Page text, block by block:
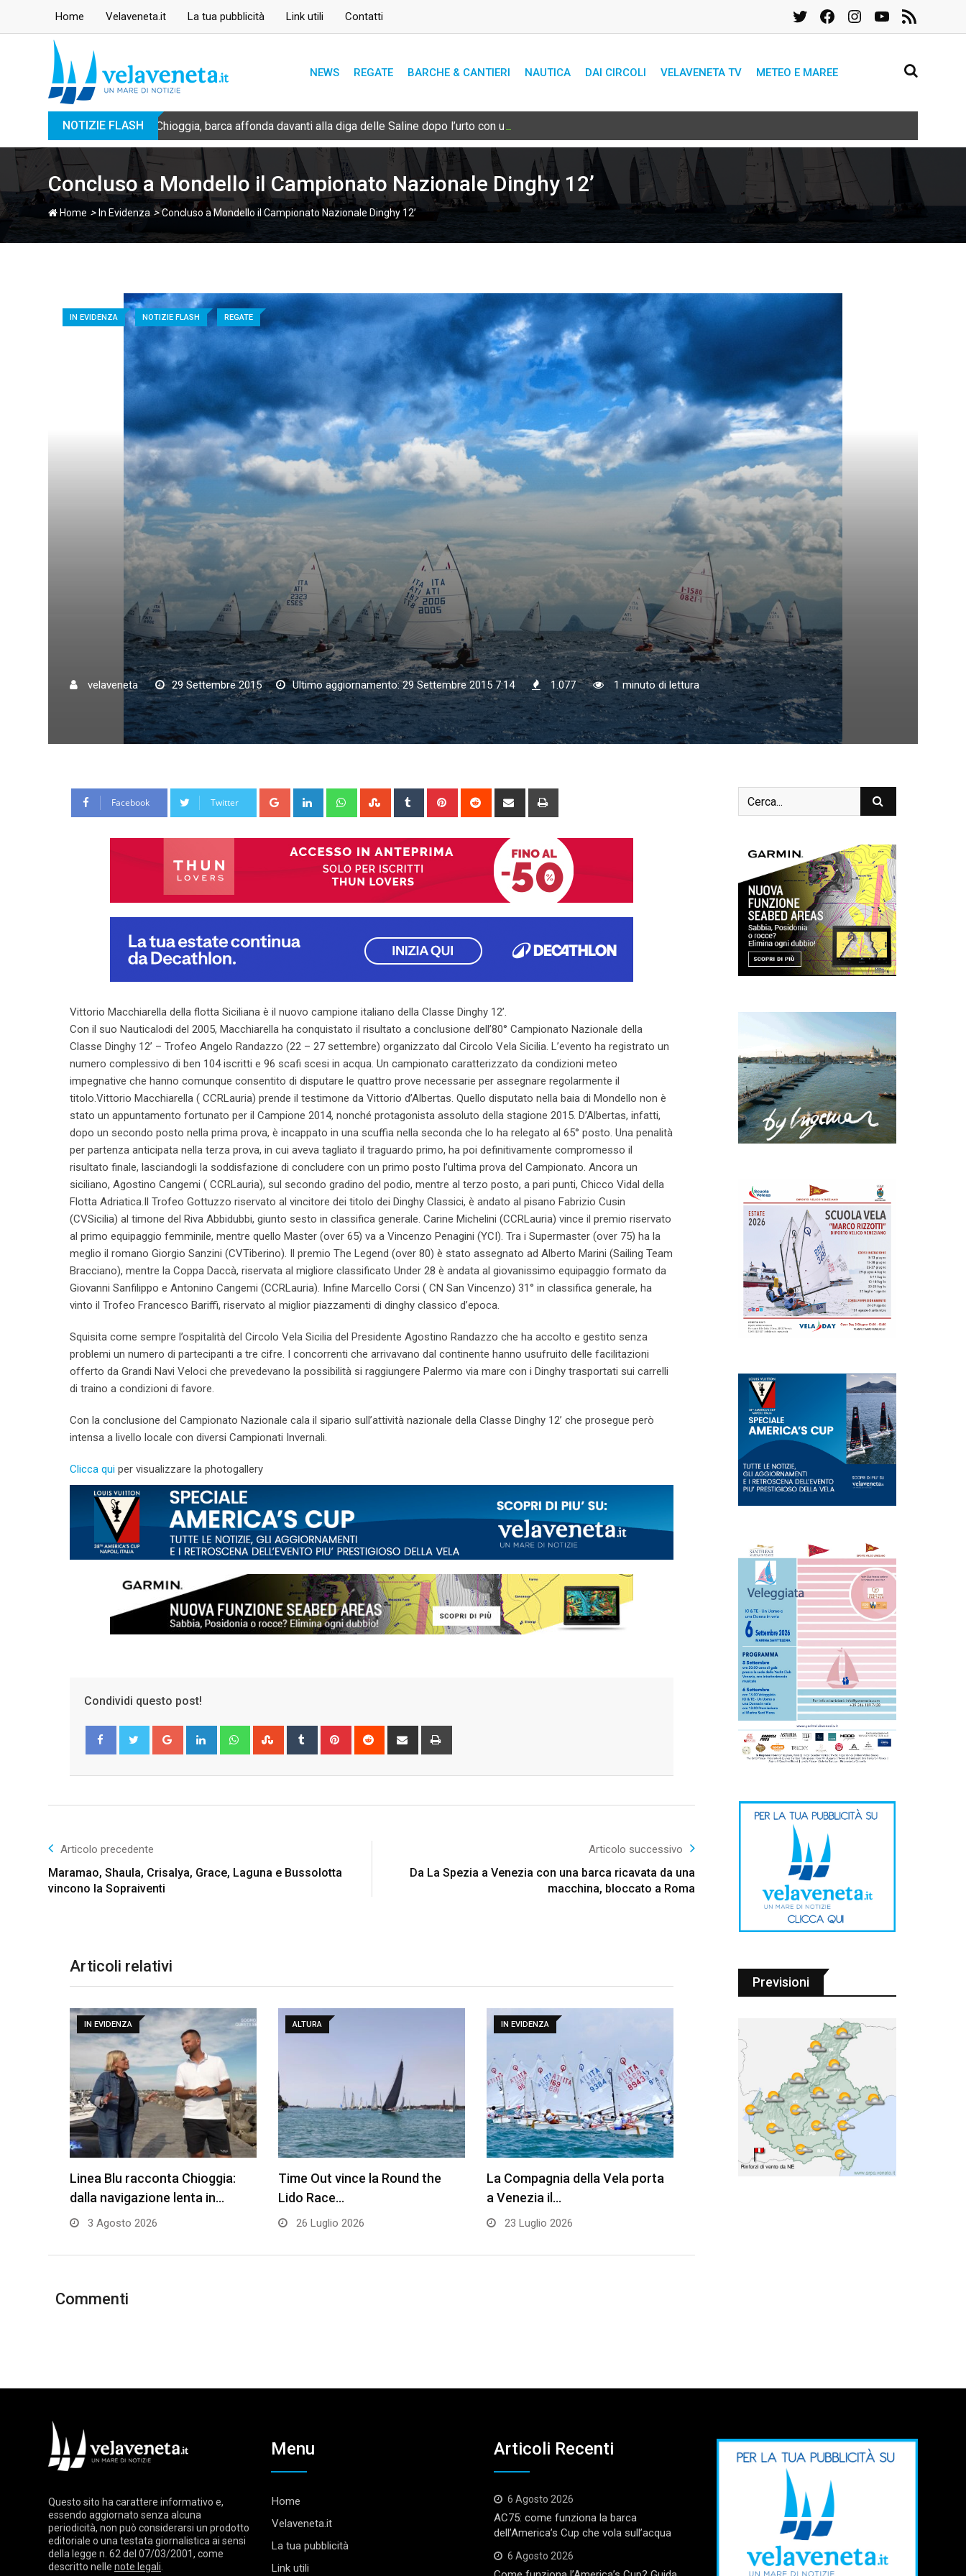
Home Velaveneta.it La tua pubblicità Link utili Contatti TwitterFacebookInstagramYouTube
Feed
RSS
NEWS REGATE BARCHE & CANTIERI NAUTICA DAI CIRCOLI VELAVENETA TV METEO E MAREE
NOTIZIE FLASH Chioggia, barca affonda davanti alla diga delle Saline dopo l’urto con una bricola sommersa
Concluso a Mondello il Campionato Nazionale Dinghy 12’
Home > In Evidenza>Concluso a Mondello il Campionato Nazionale Dinghy 12’
IN EVIDENZA NOTIZIE FLASH REGATE
velaveneta 29 Settembre 2015 Ultimo aggiornamento: 29 Settembre 2015 7:14 1.077 1 minuto di lettura
Facebook Twitter Google+ LinkedIn WhatsappStumbleUpon
Tumblr Pinterest Reddit
Share
Vittorio Macchiarella della flotta Siciliana è il nuovo campione italiano della Classe Dinghy 12’.
Con il suo Nauticalodi del 2005, Macchiarella ha conquistato il risultato a conclusione dell’80° Campionato Nazionale della
Classe Dinghy 12’ – Trofeo Angelo Randazzo (22 – 27 settembre) organizzato dal Circolo Vela Sicilia. L’evento ha registrato un
numero complessivo di ben 104 iscritti e 96 scafi scesi in acqua. Un campionato caratterizzato da condizioni meteo
impegnative che hanno comunque consentito di disputare le quattro prove necessarie per assegnare regolarmente il
titolo.Vittorio Macchiarella ( CCRLauria) prende il testimone da Vittorio d’Albertas. Quello disputato nella baia di Mondello non è
stato un appuntamento fortunato per il Campione 2014, nonché protagonista assoluto della stagione 2015. D’Albertas, infatti,
dopo un secondo posto nella prima prova, è incappato in una scuffia nella seconda che lo ha relegato al 65° posto. Una penalità
per partenza anticipata nella terza prova, in cui aveva tagliato il traguardo primo, ha poi definitivamente compromesso il
risultato finale, lasciandogli la soddisfazione di concludere con un primo posto l’ultima prova del Campionato. Ancora un
siciliano, Agostino Cangemi ( CCRLauria), sul secondo gradino del podio, mentre al terzo posto, a pari punti, Chicco Vidal della
Flotta Adriatica.Il Trofeo Gottuzzo riservato al vincitore dei titolo dei Dinghy Classici, è andato al pisano Fabrizio Cusin
(CVSicilia) al timone del Riva Abbidubbi, giunto sesto in classifica generale. Carine Michelini (CCRLauria) vince il premio riservato
al primo equipaggio femminile, mentre quello Master (over 65) va a Vincenzo Penagini (YCI). Tra i Supermaster (over 75) ha la
meglio il romano Giorgio Sanzini (CVTiberino). Il premio The Legend (over 80) è stato assegnato ad Alberto Marini (Sailing Team
Bracciano), mentre la Coppa Daccà, riservata al migliore classificato Under 28 è andata al giovanissimo equipaggio formato da
Giovanni Sanfilippo e Antonino Cangemi (CCRLauria). Infine Marcello Corsi ( CN San Vincenzo) 31° in classifica generale, ha
vinto il Trofeo Francesco Bariffi, riservato al miglior piazzamenti di dinghy classico d’epoca.
Squisita come sempre l’ospitalità del Circolo Vela Sicilia del Presidente Agostino Randazzo che ha accolto e gestito senza
problemi un numero di partecipanti a tre cifre. I concorrenti che arrivavano dal continente hanno usufruito delle facilitazioni
offerto da Grandi Navi Veloci che prevedevano la possibilità si raggiungere Palermo via mare con i Dinghy trasportati sui carrelli
di traino a condizioni di favore.
Con la conclusione del Campionato Nazionale cala il sipario sull’attività nazionale della Classe Dinghy 12’ che prosegue però
intensa a livello locale con diversi Campionati Invernali.
Clicca qui per visualizzare la photogallery
Condividi questo post!
Google+ LinkedIn WhatsappStumbleUpon
Tumblr Pinterest Reddit
Share
Articolo precedente
Maramao, Shaula, Crisalya, Grace, Laguna e Bussolotta
vincono la Sopraiventi
Articolo successivo
Da La Spezia a Venezia con una barca ricavata da una
macchina, bloccato a Roma
Articoli relativi
IN EVIDENZA
Linea Blu racconta Chioggia:
dalla navigazione lenta in…
3 Agosto 2026
ALTURA
Time Out vince la Round the
Lido Race…
26 Luglio 2026
IN EVIDENZA
La Compagnia della Vela porta
a Venezia il…
23 Luglio 2026
Commenti
Previsioni
Questo sito ha carattere informativo e,
essendo aggiornato senza alcuna
periodicità, non può considerarsi un prodotto
editoriale o una testata giornalistica ai sensi
della legge n. 62 del 07/03/2001, come
descritto nelle note legali
Menu
Home
Velaveneta.it
La tua pubblicità
Link utili
Articoli Recenti
6 Agosto 2026
AC75: come funziona la barca
dell’America’s Cup che vola sull’acqua
6 Agosto 2026